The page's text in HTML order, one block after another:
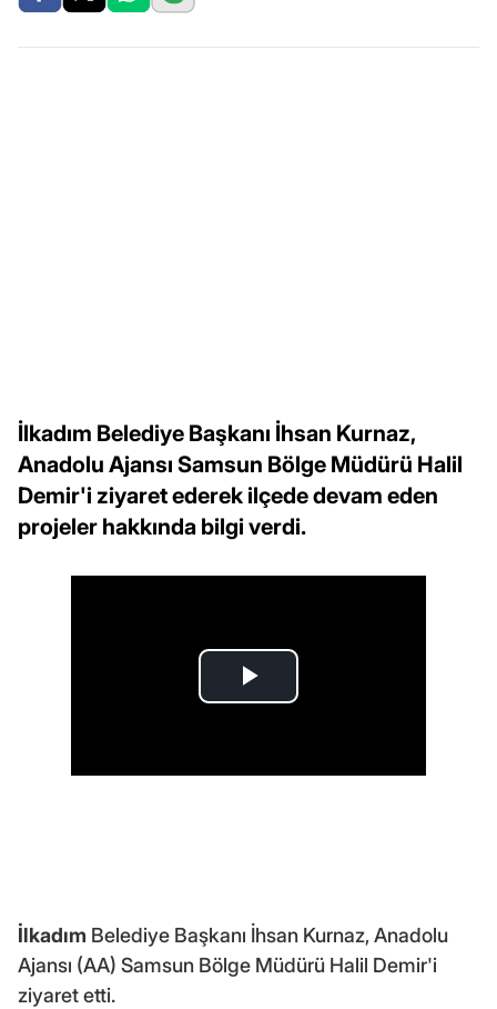
İlkadım Belediye Başkanı İhsan Kurnaz,
Anadolu Ajansı Samsun Bölge Müdürü Halil
Demir'i ziyaret ederek ilçede devam eden
projeler hakkında bilgi verdi.
İlkadım Belediye Başkanı İhsan Kurnaz, Anadolu
Ajansı (AA) Samsun Bölge Müdürü Halil Demir'i
ziyaret etti.